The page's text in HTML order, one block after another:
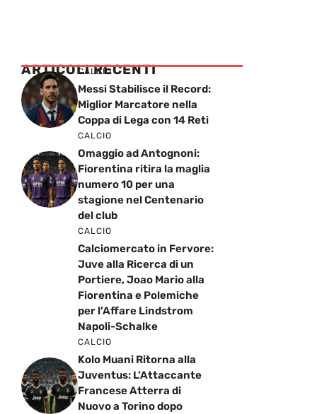
ARTICOLI RECENTI
CALCIO
Messi Stabilisce il Record:
Miglior Marcatore nella
Coppa di Lega con 14 Reti
CALCIO
Omaggio ad Antognoni:
Fiorentina ritira la maglia
numero 10 per una
stagione nel Centenario
del club
CALCIO
Calciomercato in Fervore:
Juve alla Ricerca di un
Portiere, Joao Mario alla
Fiorentina e Polemiche
per l’Affare Lindstrom
Napoli-Schalke
CALCIO
Kolo Muani Ritorna alla
Juventus: L’Attaccante
Francese Atterra di
Nuovo a Torino dopo